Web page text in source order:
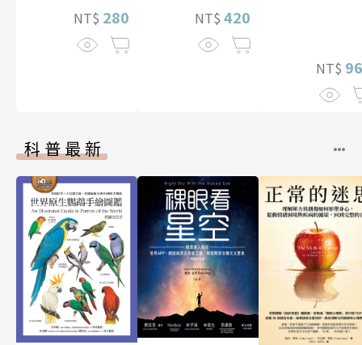
NT$ 280 NT$ 420
NT$
科普最新